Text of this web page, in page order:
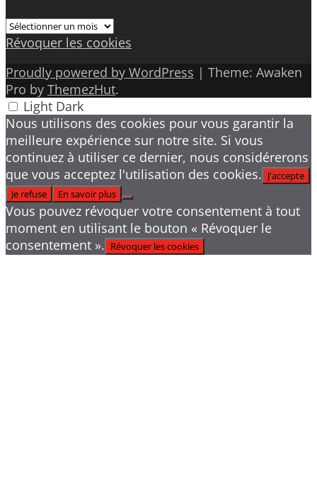
Archives
Révoquer les cookies
Proudly powered by WordPress | Theme: Awaken
Pro by ThemezHut.
Light Dark
Nous utilisons des cookies pour vous garantir la
meilleure expérience sur notre site. Si vous
continuez à utiliser ce dernier, nous considérerons
que vous acceptez l'utilisation des cookies. J'accepte
Je refuse
En savoir plus
Vous pouvez révoquer votre consentement à tout
moment en utilisant le bouton « Révoquer le
consentement ». Révoquer les cookies